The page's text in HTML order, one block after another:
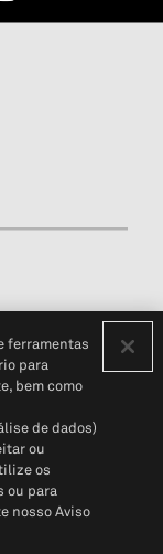
(em inglês)
Global
ferramentas
para
bem como
de dados)
ou
os
ou para
nosso Aviso